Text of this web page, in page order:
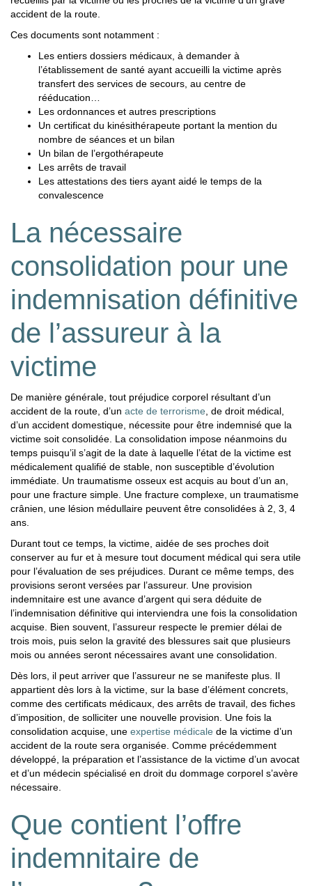
accident de la route.
Ces documents sont notamment :
Les entiers dossiers médicaux, à demander à
l’établissement de santé ayant accueilli la victime après
transfert des services de secours, au centre de
rééducation…
Les ordonnances et autres prescriptions
Un certificat du kinésithérapeute portant la mention du
nombre de séances et un bilan
Un bilan de l’ergothérapeute
Les arrêts de travail
Les attestations des tiers ayant aidé le temps de la
convalescence
La nécessaire
consolidation pour une
indemnisation définitive
de l’assureur à la
victime
De manière générale, tout préjudice corporel résultant d’un
accident de la route, d’un acte de terrorisme , de droit médical,
d’un accident domestique, nécessite pour être indemnisé que la
victime soit consolidée. La consolidation impose néanmoins du
temps puisqu’il s’agit de la date à laquelle l’état de la victime est
médicalement qualifié de stable, non susceptible d’évolution
immédiate. Un traumatisme osseux est acquis au bout d’un an,
pour une fracture simple. Une fracture complexe, un traumatisme
crânien, une lésion médullaire peuvent être consolidées à 2, 3, 4
ans.
Durant tout ce temps, la victime, aidée de ses proches doit
conserver au fur et à mesure tout document médical qui sera utile
pour l’évaluation de ses préjudices. Durant ce même temps, des
provisions seront versées par l’assureur. Une provision
indemnitaire est une avance d’argent qui sera déduite de
l’indemnisation définitive qui interviendra une fois la consolidation
acquise. Bien souvent, l’assureur respecte le premier délai de
trois mois, puis selon la gravité des blessures sait que plusieurs
mois ou années seront nécessaires avant une consolidation.
Dès lors, il peut arriver que l’assureur ne se manifeste plus. Il
appartient dès lors à la victime, sur la base d’élément concrets,
comme des certificats médicaux, des arrêts de travail, des fiches
d’imposition, de solliciter une nouvelle provision. Une fois la
consolidation acquise, une expertise médicale de la victime d’un
accident de la route sera organisée. Comme précédemment
développé, la préparation et l’assistance de la victime d’un avocat
et d’un médecin spécialisé en droit du dommage corporel s’avère
nécessaire.
Que contient l’offre
indemnitaire de